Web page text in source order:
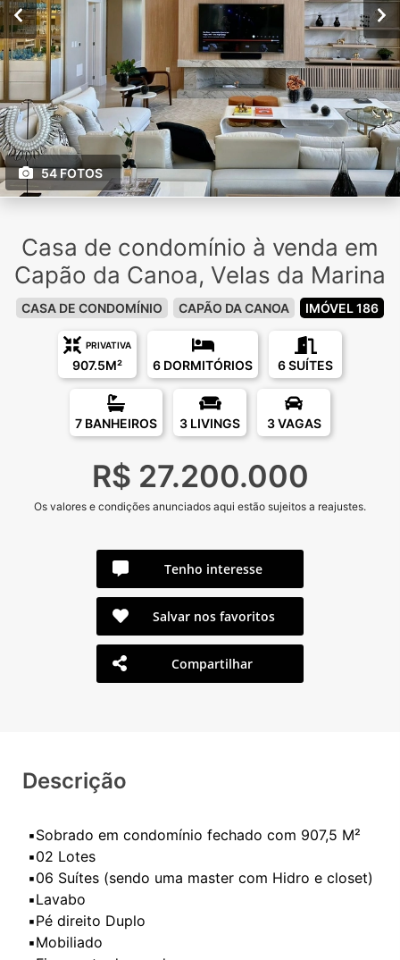
54 FOTOS
Casa de condomínio à venda em
Capão da Canoa, Velas da Marina
CASA DE CONDOMÍNIO CAPÃO DA CANOA IMÓVEL 186
PRIVATIVA
907.5M² 6 DORMITÓRIOS 6 SUÍTES
7 BANHEIROS 3 LIVINGS 3 VAGAS
R$ 27.200.000
Os valores e condições anunciados aqui estão sujeitos a reajustes.
Tenho interesse
Salvar nos favoritos
Compartilhar
Descrição
▪️Sobrado em condomínio fechado com 907,5 M²
▪️02 Lotes
▪️06 Suítes (sendo uma master com Hidro e closet)
▪️Lavabo
▪️Pé direito Duplo
▪️Mobiliado